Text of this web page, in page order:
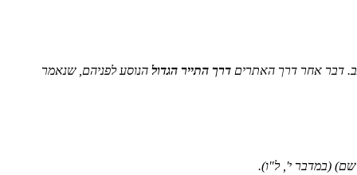
דבר אחר דרך האתרים דרך התייר הגדול הנוסע לפניהם, שנאמר
(במדבר י', ל"ו).